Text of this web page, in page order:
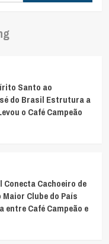
Santo ao
do Brasil Estrutura a
o Café Campeão
Cachoeiro de
Clube do País
entre Café Campeão e